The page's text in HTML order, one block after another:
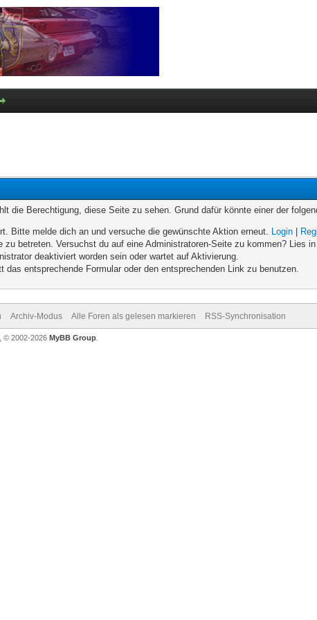
die Berechtigung, diese Seite zu sehen. Grund dafür könnte einer der
Bitte melde dich an und versuche die gewünschte Aktion erneut. Login
zu betreten. Versuchst du auf eine Administratoren-Seite zu kommen? Lies
deaktiviert worden sein oder wartet auf Aktivierung.
entsprechende Formular oder den entsprechenden Link zu benutzen.
Archiv-Modus Alle Foren als gelesen markieren RSS-Synchronisation
© 2002-2026 MyBB Group.